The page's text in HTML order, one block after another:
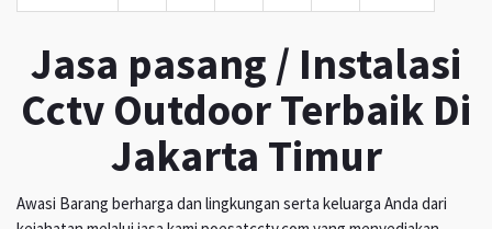
Jasa pasang / Instalasi
Cctv Outdoor Terbaik Di
Jakarta Timur
Awasi Barang berharga dan lingkungan serta keluarga Anda dari